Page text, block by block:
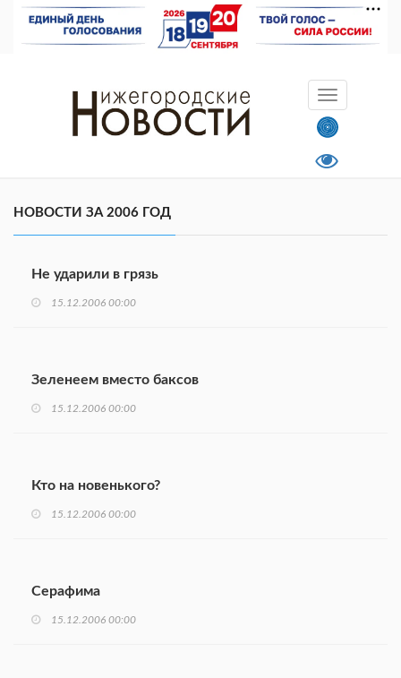
НОВОСТИ ЗА 2006 ГОД
Не ударили в грязь
15.12.2006 00:00
Зеленеем вместо баксов
15.12.2006 00:00
Кто на новенького?
15.12.2006 00:00
Серафима
15.12.2006 00:00